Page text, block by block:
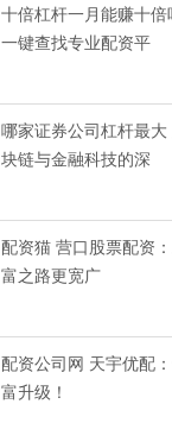
十倍杠杆一月能赚十倍
一键查找专业配资平
哪家证券公司杠杆最
块链与金融科技的深
配资猫 营口股票配资
富之路更宽广
配资公司网 天宇优配
富升级！